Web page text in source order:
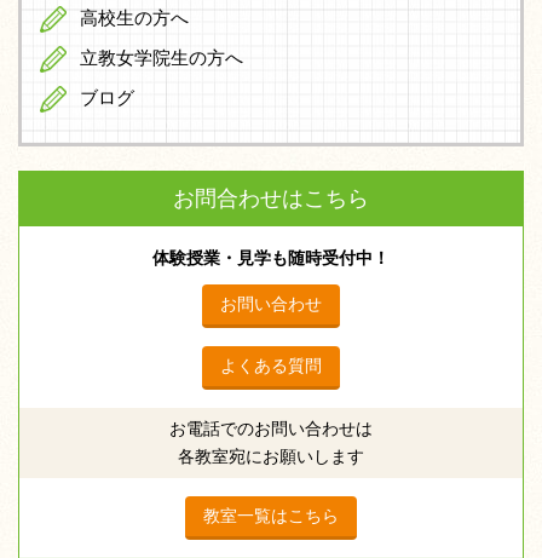
高校生の方へ
立教女学院生の方へ
ブログ
お問合わせはこちら
体験授業・見学も随時受付中！
お問い合わせ
よくある質問
お電話でのお問い合わせは
各教室宛にお願いします
教室一覧はこちら